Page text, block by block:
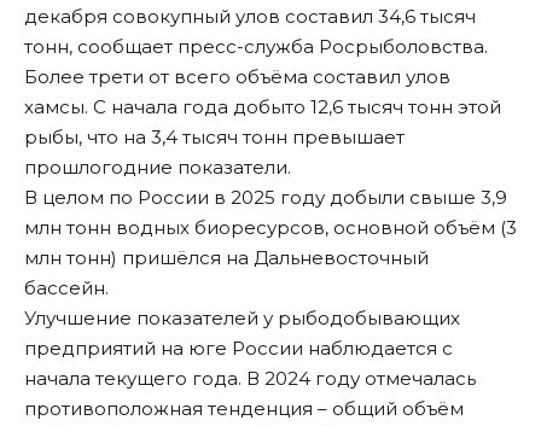
декабря совокупный улов составил 34,6 тысяч
тонн, сообщает пресс-служба Росрыболовства.
Более трети от всего объёма составил улов
хамсы. С начала года добыто 12,6 тысяч тонн этой
рыбы, что на 3,4 тысяч тонн превышает
прошлогодние показатели.
В целом по России в 2025 году добыли свыше 3,9
млн тонн водных биоресурсов, основной объём (3
млн тонн) пришёлся на Дальневосточный
бассейн.
Улучшение показателей у рыбодобывающих
предприятий на юге России наблюдается с
начала текущего года. В 2024 году отмечалась
противоположная тенденция – общий объём